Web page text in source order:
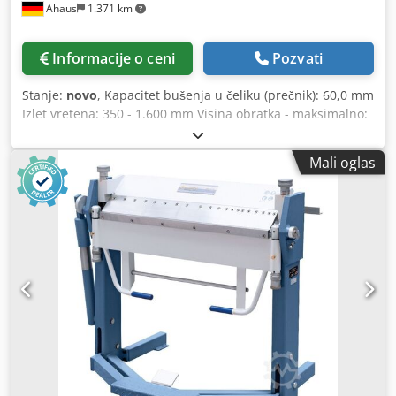
promene pozicije vretena omogućuje serijsku proizvodnju
ili otključavanje glave i stuba zasebno ili istovremeno
Vodilice kraka kaljene i brušene Pravilno izbalansirana
bušenje, razvrtanje, upuštanje i narezivanje navoja
Tehnička specifikacija Maks. kapacitet bušenja: 60 mm
Maks. kapacitet narezivanja navoja: M46 Konus vretena:
MK 5 Minimalni broj obrtaja vretena: 38 o/min Maksimalni
broj obrtaja vretena: 2000 o/min Promena brzina – broj
stepeni / beskonačno: beskonačno (38–275, 275–2000)
Prenos snage: zupčanik Automatski posmak vretena –
opseg: (8) 0,06 – 1,00 mm/obrtaj Minimalno rastojanje
vreteno/stub: 350 mm Maksimalno rastojanje vreteno/stub:
1600 mm Rastojanje vreteno/radni sto: 165–750 mm
Minimalno rastojanje vreteno/donja ploča: 665 mm
Maksimalno rastojanje vreteno/donja ploča: 1250 mm
Vertikalni hod kraka sa glavom: 585 mm Horizontalni hod
glave bušilice: 1250 mm Hod pinole: 325 mm Prečnik
stuba: n.d. mm Dimenzije prizmastog stola: 750 x 500 x 500
mm Radna površina donje ploče: 1740 x 980 mm Snaga
Ahaus 1.371 km
Informacije o ceni Pozvati
Stanje: novo, Kapacitet bušenja u čeliku (prečnik): 60,0 mm
Izlet vretena: 350 - 1.600 mm Visina obratka - maksimalno:
665 x 1.250 mm Obrtaji: 38 - 2.000 o/min Dodpexaa H Ujfx
Ab Tekr Prihvat vretena: MK 5 Osnovna ploča: 960 x 1.760
mm Rezanje navoja: M42 Hod vretena: 325 mm Ukupna
potrebna snaga: 4,0 kW Težina mašine cca: 3.800 kg
Dimenzije D-Š-V: 2.600 x 1.100 x 2.770 mm Karakteristike: -
Standardno sa beskonačnom regulacijom broja obrtaja -
Odabrani broj obrtaja se prikazuje digitalno - Vreteno za
bušenje sa visokom tačnošću kružnog hoda - Automatska
kočnica vretena - Ruka, glava za bušenje i stub sa
nezavisnom hidrauličnom stegom - Velika osnovna ploča,
idealna za obradu velikih radnih komada - Debelozidni,
brušeni stub za povećanu kliznost konzole - Jednostavno
podešavanje visine konzole preko elektromotora za
podizanje - Položaj vretena ostaje nepromenjen, idealno za
serijsku proizvodnju - Pomoću pritisnog dugmeta glava za
Mali oglas